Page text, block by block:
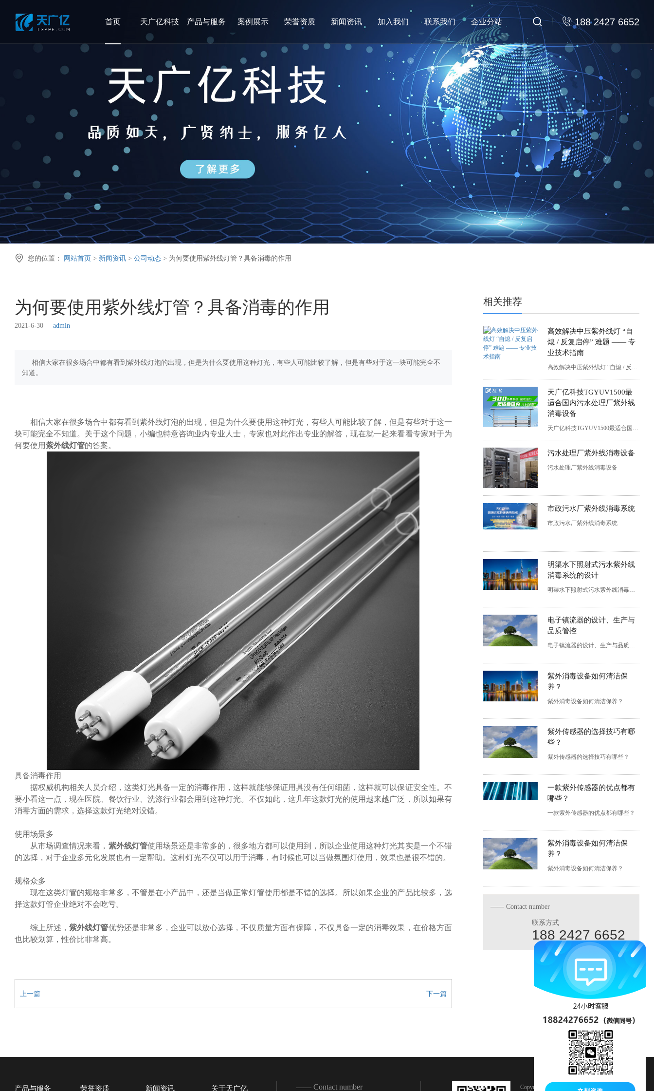
首页 天广亿科技 产品与服务 案例展示 荣誉资质 新闻资讯 加入我们 联系我们 企业分站   188 2427 6652
 您的位置： 网站首页 > 新闻资讯 > 公司动态 > 为何要使用紫外线灯管？具备消毒的作用
为何要使用紫外线灯管？具备消毒的作用
2021-6-30 admin
相信大家在很多场合中都有看到紫外线灯泡的出现，但是为什么要使用这种灯光，有些人可能比较了解，但是有些对于这一块可能完全不
知道。
相信大家在很多场合中都有看到紫外线灯泡的出现，但是为什么要使用这种灯光，有些人可能比较了解，但是有些对于这一
块可能完全不知道。关于这个问题，小编也特意咨询业内专业人士，专家也对此作出专业的解答，现在就一起来看看专家对于为
何要使用紫外线灯管的答案。
具备消毒作用
据权威机构相关人员介绍，这类灯光具备一定的消毒作用，这样就能够保证用具没有任何细菌，这样就可以保证安全性。不
要小看这一点，现在医院、餐饮行业、洗涤行业都会用到这种灯光。不仅如此，这几年这款灯光的使用越来越广泛，所以如果有
消毒方面的需求，选择这款灯光绝对没错。
使用场景多
从市场调查情况来看， 紫外线灯管使用场景还是非常多的，很多地方都可以使用到，所以企业使用这种灯光其实是一个不错
的选择，对于企业多元化发展也有一定帮助。这种灯光不仅可以用于消毒，有时候也可以当做氛围灯使用，效果也是很不错的。
规格众多
现在这类灯管的规格非常多，不管是在小产品中，还是当做正常灯管使用都是不错的选择。所以如果企业的产品比较多，选
择这款灯管企业绝对不会吃亏。
综上所述，紫外线灯管优势还是非常多，企业可以放心选择，不仅质量方面有保障，不仅具备一定的消毒效果，在价格方面
也比较划算，性价比非常高。
上一篇 下一篇
相关推荐
高效解决中压紫外线灯 “自
熄 / 反复启停” 难题 —— 专
业技术指南
高效解决中压紫外线灯 “自熄 / 反复启停” 难题 —— 专业技术指南
天广亿科技TGYUV1500最
适合国内污水处理厂紫外线
消毒设备
天广亿科技TGYUV1500最适合国内污水处理厂紫外线消毒设备
污水处理厂紫外线消毒设备
污水处理厂紫外线消毒设备
市政污水厂紫外线消毒系统
市政污水厂紫外线消毒系统
明渠水下照射式污水紫外线
消毒系统的设计
明渠水下照射式污水紫外线消毒系统的设计
电子镇流器的设计、生产与
品质管控
电子镇流器的设计、生产与品质管控
紫外消毒设备如何清洁保
养？
紫外消毒设备如何清洁保养？
紫外传感器的选择技巧有哪
些？
紫外传感器的选择技巧有哪些？
一款紫外传感器的优点都有
哪些？
一款紫外传感器的优点都有哪些？
紫外消毒设备如何清洁保
养？
紫外消毒设备如何清洁保养？
—— Contact number
联系方式
188 2427 6652
产品与服务 荣誉资质 新闻资讯 关于天广亿 —— Contact number Copyright © 2015-2021 深圳市天广亿科技有限